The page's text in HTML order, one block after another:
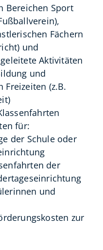
Bereichen Sport
Fächern
und
Aktivitäten
und
Freizeiten (z.B.
für:
der Schule oder
der
und
zur